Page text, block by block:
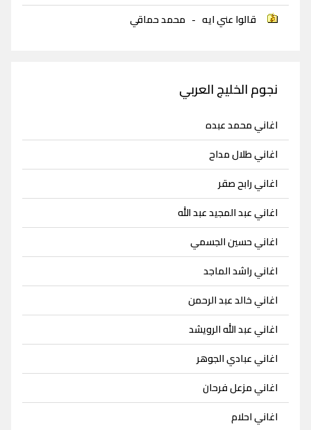
قالوا عني ايه - محمد حماقي
نجوم الخليج العربي
اغاني محمد عبده
اغاني طلال مداح
اغاني رابح صقر
اغاني عبد المجيد عبد الله
اغاني حسين الجسمي
اغاني راشد الماجد
اغاني خالد عبد الرحمن
اغاني عبد الله الرويشد
اغاني عبادي الجوهر
اغاني مزعل فرحان
اغاني احلام